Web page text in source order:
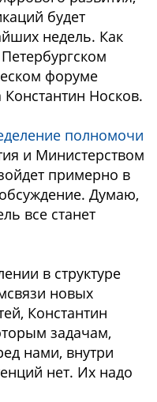
будет
недель. Как
форуме
Константин Носков.
полномочи
и Министерством
примерно в
Думаю,
все станет
в структуре
новых
Константин
задачам,
нами, внутри
нет. Их надо